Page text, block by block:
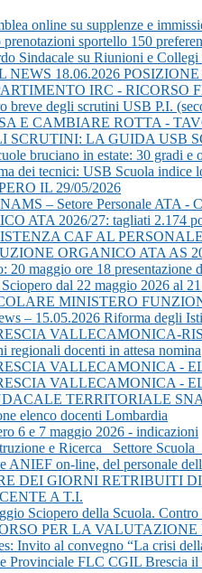
online su supplenze e
sportello 150
Sindacale su Riunioni e
NEWS 18.06.2026
IRC - RICORSO
breve degli scrutini USB P.I.
E CAMBIARE ROTTA -
SCRUTINI: LA GUIDA USB
bruciano in estate: 30 gradi e
dei tecnici: USB Scuola indice
IL 29/05/2026
– Setore Personale ATA -
ATA 2026/27: tagliati 2.174
CAF AL
ORGANICO ATA AS
20 maggio ore 18 presentazione
dal 22 maggio 2026 al
MINISTERO
– 15.05.2026 Riforma degli
VALLECAMONICA-
docenti in attesa nomina
VALLECAMONICA -
VALLECAMONICA -
TERRITORIALE
elenco docenti Lombardia
6 e 7 maggio 2026 - indicazioni
e Ricerca_ Settore
ANIEF on-line, del personale
DEI GIORNI RETRIBUITI
A T.I.
Sciopero della Scuola.
PER LA
Invito al convegno “La crisi
Provinciale FLC CGIL Brescia